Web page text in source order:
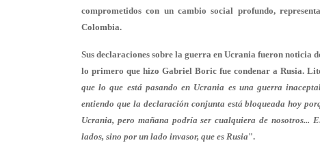
comprometidos con un cambio social profundo,
Colombia.
Sus declaraciones sobre la guerra en Ucrania fueron
lo primero que hizo Gabriel Boric fue condenar a Rusia.
que lo que está pasando en Ucrania es una guerra
entiendo que la declaración conjunta está bloqueada hoy
Ucrania, pero mañana podría ser cualquiera de
lados, sino por un lado invasor, que es Rusia".